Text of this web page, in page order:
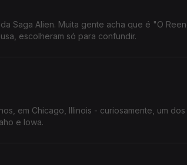
Saga Alien. Muita gente acha que é "O
escolheram só para confundir.
em Chicago, Illinois - curiosamente, um
e Iowa.